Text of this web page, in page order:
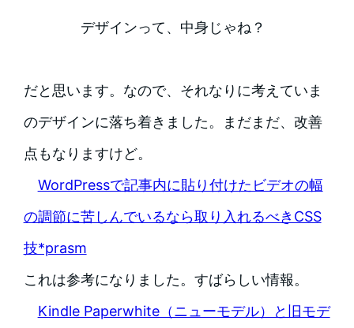
デザインって、中身じゃね？
だと思います。なので、それなりに考えていま
のデザインに落ち着きました。まだまだ、改善
点もなりますけど。
WordPressで記事内に貼り付けたビデオの幅
の調節に苦しんでいるなら取り入れるべきCSS
技*prasm
これは参考になりました。すばらしい情報。
Kindle Paperwhite（ニューモデル）と旧モデ